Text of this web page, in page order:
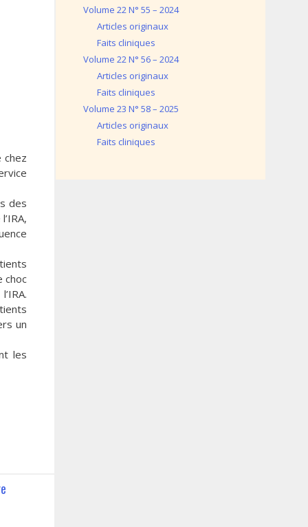
chez
des
choc
un
les
Volume 22 N° 55 – 2024
Articles originaux
Faits cliniques
Volume 22 N° 56 – 2024
Articles originaux
Faits cliniques
Volume 23 N° 58 – 2025
Articles originaux
Faits cliniques